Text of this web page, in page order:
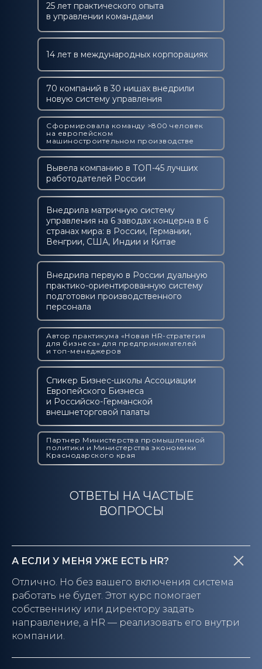
25 лет практического опыта
в управлении командами
14 лет в международных корпорациях
70 компаний в 30 нишах внедрили
новую систему управления
Вывела компанию в ТОП-45 лучших
работодателей России
Сформировала команду >800 человек
на европейском
машиностроительном производстве
Внедрила матричную систему
управления на 6 заводах концерна в 6
странах мира: в России, Германии,
Венгрии, США, Индии и Китае
Внедрила первую в России дуальную
практико-ориентированную систему
подготовки производственного
персонала
Автор практикума «Новая HR-стратегия
для бизнеса» для предпринимателей
и топ-менеджеров
Спикер Бизнес-школы Ассоциации
Европейского Бизнеса
и Российско-Германской
внешнеторговой палаты
Партнер Министерства промышленной
политики и Министерства экономики
Краснодарского края
ОТВЕТЫ НА ЧАСТЫЕ
ВОПРОСЫ
А ЕСЛИ У МЕНЯ УЖЕ ЕСТЬ HR?
Отлично. Но без вашего включения система
работать не будет. Этот курс помогает
собственнику или директору задать
направление, а HR — реализовать его внутри
компании.